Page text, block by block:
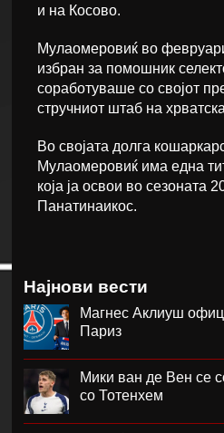
и на Косово.
Мулаомеровиќ во
избран за помошник
соработуваше со својот
стручниот штаб на
Во својата долга
Мулаомеровиќ има една
која ја освои во сезоната
Панатинаикос.
Најнови вести
Магнес Аклиуш
Париз
Мики ван де Вен се
со Тотенхем